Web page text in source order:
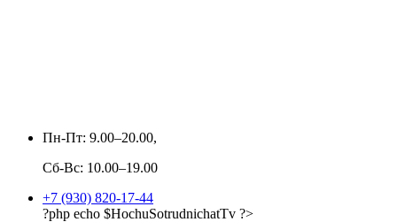
Пн-Пт: 9.00–20.00,
Сб-Вс: 10.00–19.00
+7 (930) 820-17-44
?php echo $HochuSotrudnichatTv ?>